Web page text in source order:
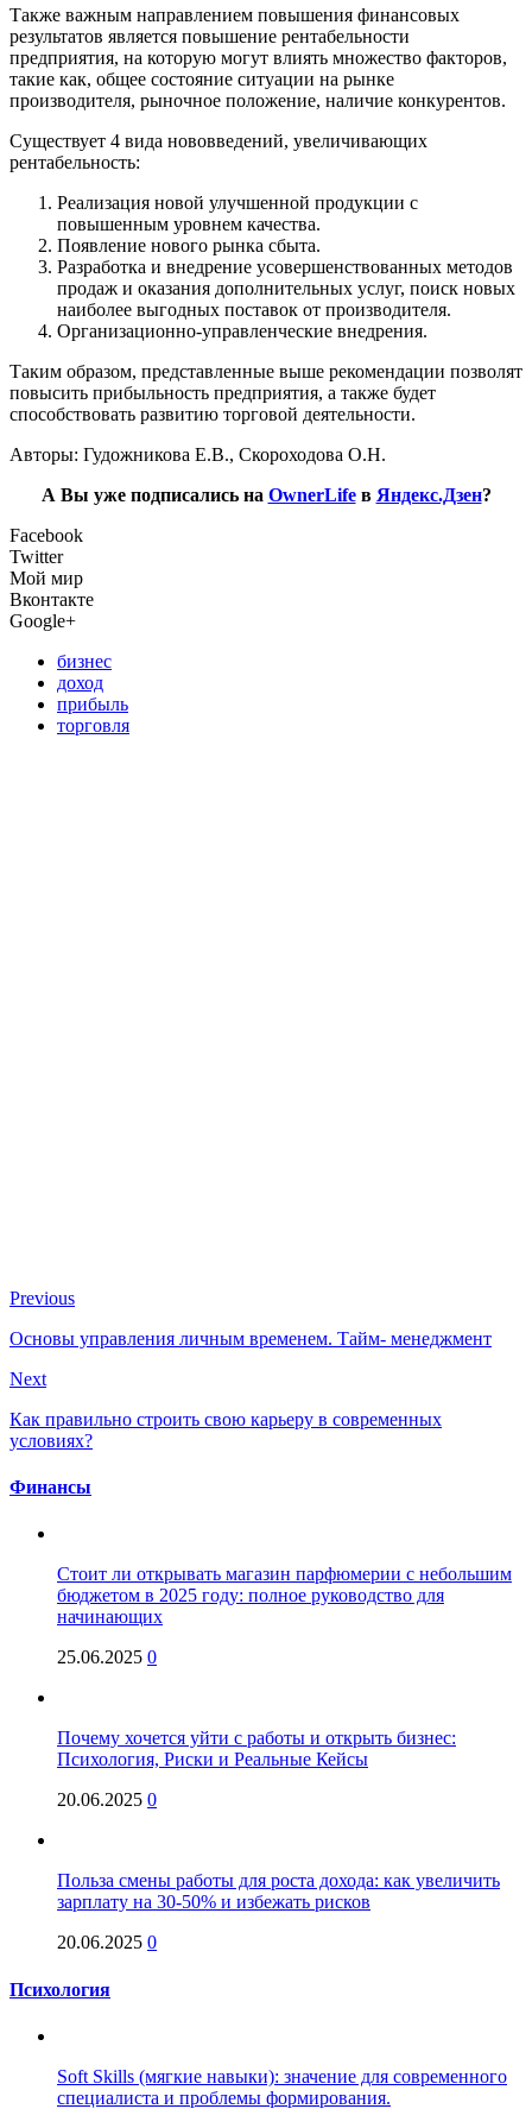
Также важным направлением повышения финансовых
результатов является повышение рентабельности
предприятия, на которую могут влиять множество факторов,
такие как, общее состояние ситуации на рынке
производителя, рыночное положение, наличие конкурентов.
Существует 4 вида нововведений, увеличивающих
рентабельность:
Реализация новой улучшенной продукции с
повышенным уровнем качества.
Появление нового рынка сбыта.
Разработка и внедрение усовершенствованных методов
продаж и оказания дополнительных услуг, поиск новых
наиболее выгодных поставок от производителя.
Организационно-управленческие внедрения.
Таким образом, представленные выше рекомендации позволят
повысить прибыльность предприятия, а также будет
способствовать развитию торговой деятельности.
Авторы: Гудожникова Е.В., Скороходова О.Н.
А Вы уже подписались на OwnerLifeв Яндекс.Дзен?
Facebook
Twitter
Мой мир
Вконтакте
Google+
бизнес
доход
прибыль
торговля
Previous
Основы управления личным временем. Тайм- менеджмент
Next
Как правильно строить свою карьеру в современных
условиях?
Финансы
Стоит ли открывать магазин парфюмерии с небольшим
бюджетом в 2025 году: полное руководство для
начинающих
25.06.2025 0
Почему хочется уйти с работы и открыть бизнес:
Психология, Риски и Реальные Кейсы
20.06.2025 0
Польза смены работы для роста дохода: как увеличить
зарплату на 30-50% и избежать рисков
20.06.2025 0
Психология
Soft Skills (мягкие навыки): значение для современного
специалиста и проблемы формирования.